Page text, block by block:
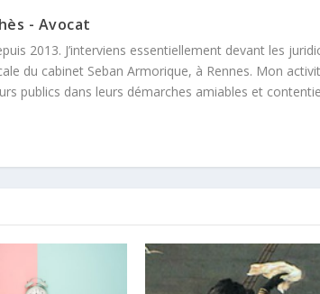
- Avocat
2013. J’interviens essentiellement devant les
du cabinet Seban Armorique, à Rennes. Mon
publics dans leurs démarches amiables et